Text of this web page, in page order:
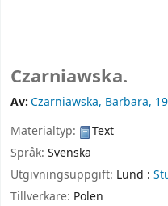
Czarniawska.
Av:Czarniawska, Barbara,
Materialtyp:
Text
Språk: Svenska
Utgivningsuppgift: Lund :
Tillverkare: Polen